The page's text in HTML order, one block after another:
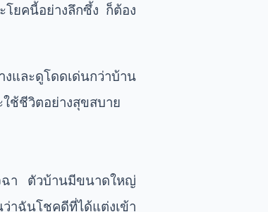
โยคนี้อย่างลึกซึ้ง ก็ต้อง
และดูโดดเด่นกว่าบ้าน
ช้ชีวิตอย่างสุขสบาย
ฉา ตัวบ้านมีขนาดใหญ่
าฉันโชคดีที่ได้แต่งเข้า